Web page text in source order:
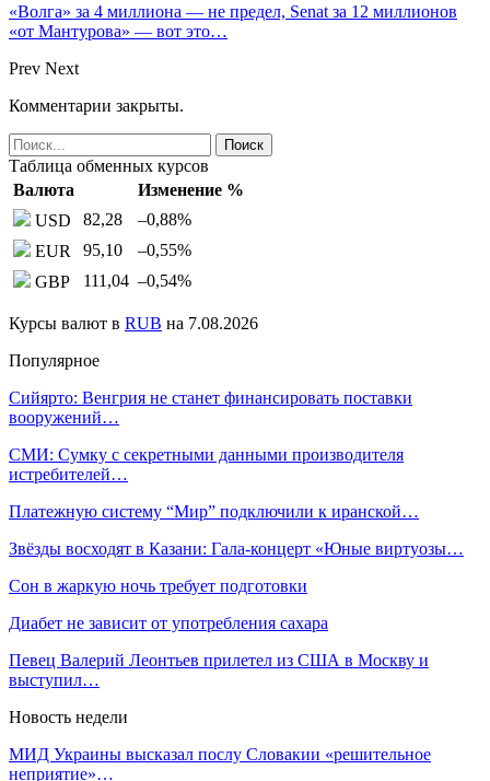
«Волга» за 4 миллиона — не предел, Senat за 12 миллионов
«от Мантурова» — вот это…
Prev Next
Комментарии закрыты.
Таблица обменных курсов
Валюта
Изменение %
USD
82,28 –0,88%
EUR
95,10 –0,55%
GBP
111,04 –0,54%
Курсы валют в RUB на 7.08.2026
Популярное
Сийярто: Венгрия не станет финансировать поставки
вооружений…
СМИ: Сумку с секретными данными производителя
истребителей…
Платежную систему “Мир” подключили к иранской…
Звёзды восходят в Казани: Гала-концерт «Юные виртуозы…
Сон в жаркую ночь требует подготовки
Диабет не зависит от употребления сахара
Певец Валерий Леонтьев прилетел из США в Москву и
выступил…
Новость недели
МИД Украины высказал послу Словакии «решительное
неприятие»…